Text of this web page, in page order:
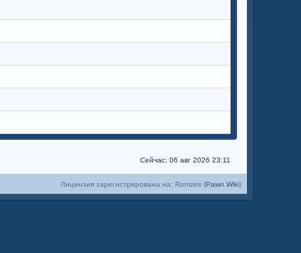
Сейчас: 06 авг 2026 23:11
Лицензия зарегистрирована на: Romzes (Pawn.Wiki)